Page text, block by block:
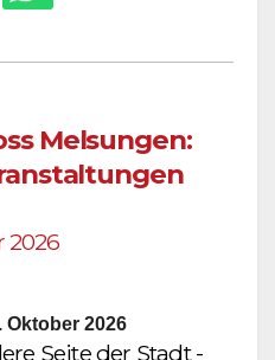
Melsungen:
2026
Oktober 2026
Seite der Stadt -